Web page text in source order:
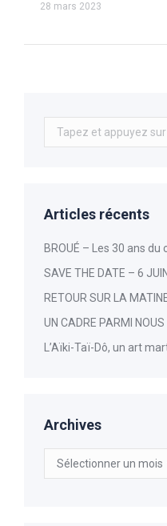
28 mars 2023
Recherche
:
Articles récents
BROUÉ – Les 30 ans du
SAVE THE DATE – 6
RETOUR SUR LA
UN CADRE PARMI NOUS
L’Aïki-Taï-Dô, un art
Archives
Archives